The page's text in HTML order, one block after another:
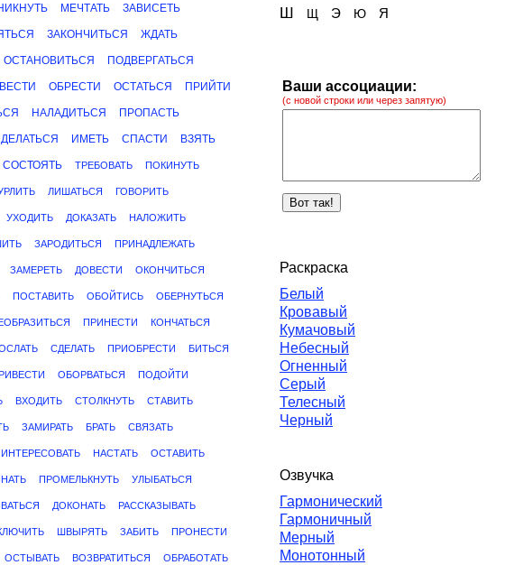
МЕЧТАТЬ ЗАВИСЕТЬ
ЗАКОНЧИТЬСЯ ЖДАТЬ
ОСТАНОВИТЬСЯ ПОДВЕРГАТЬСЯ
ВЕСТИ ОБРЕСТИ ОСТАТЬСЯ ПРИЙТИ
НАЛАДИТЬСЯ ПРОПАСТЬ
ИМЕТЬ СПАСТИ ВЗЯТЬ
СОСТОЯТЬ ТРЕБОВАТЬ ПОКИНУТЬ
ЛИШАТЬСЯ ГОВОРИТЬ
УХОДИТЬ ДОКАЗАТЬ НАЛОЖИТЬ
ЗАРОДИТЬСЯ ПРИНАДЛЕЖАТЬ
ЗАМЕРЕТЬ ДОВЕСТИ ОКОНЧИТЬСЯ
ПОСТАВИТЬ ОБОЙТИСЬ ОБЕРНУТЬСЯ
ПРИНЕСТИ КОНЧАТЬСЯ
СДЕЛАТЬ ПРИОБРЕСТИ БИТЬСЯ
ОБОРВАТЬСЯ ПОДОЙТИ
ВХОДИТЬ СТОЛКНУТЬ СТАВИТЬ
ЗАМИРАТЬ БРАТЬ СВЯЗАТЬ
ИНТЕРЕСОВАТЬ НАСТАТЬ ОСТАВИТЬ
ПРОМЕЛЬКНУТЬ УЛЫБАТЬСЯ
ДОКОНАТЬ РАССКАЗЫВАТЬ
ШВЫРЯТЬ ЗАБИТЬ ПРОНЕСТИ
ОСТЫВАТЬ ВОЗВРАТИТЬСЯ ОБРАБОТАТЬ
Ш Щ Э Ю Я
Ваши ассоциации:
(с новой строки или через запятую)
Раскраска
Белый
Кровавый
Кумачовый
Небесный
Огненный
Серый
Телесный
Черный
Озвучка
Гармонический
Гармоничный
Мерный
Монотонный